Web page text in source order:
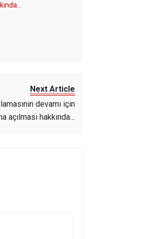
Next Article
devamı için
açılması hakkında…